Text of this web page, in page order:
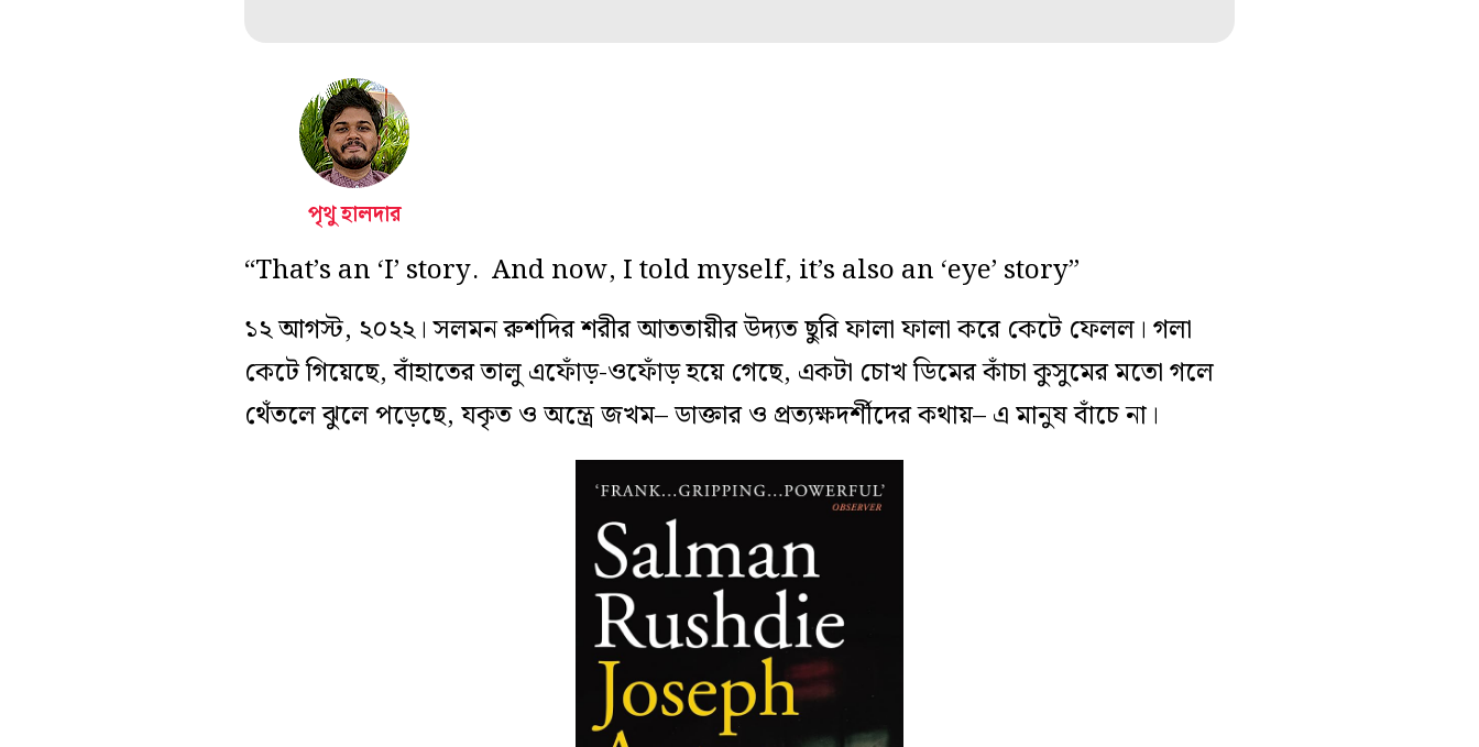
পৃথু হালদার
“That’s an ‘I’ story. And now, I told myself, it’s also an ‘eye’ story”
১২ আগস্ট, ২০২২। সলমন রুশদির শরীর আততায়ীর উদ্যত ছুরি ফালা ফালা করে কেটে ফেলল। গলা
কেটে গিয়েছে, বাঁহাতের তালু এফোঁড়-ওফোঁড় হয়ে গেছে, একটা চোখ ডিমের কাঁচা কুসুমের মতো গলে
থেঁতলে ঝুলে পড়েছে, যকৃত ও অন্ত্রে জখম– ডাক্তার ও প্রত্যক্ষদর্শীদের কথায়– এ মানুষ বাঁচে না।